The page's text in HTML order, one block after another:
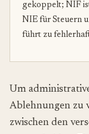
gekoppelt; NIF
NIE für Steuern
führt zu
Um
Ablehnungen zu
zwischen den